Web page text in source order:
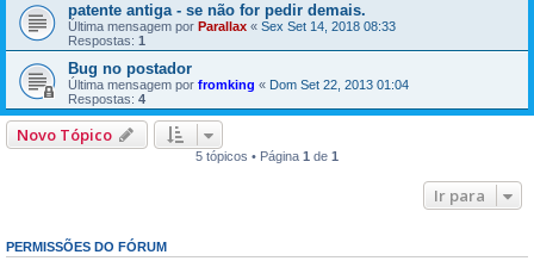
patente antiga - se não for pedir demais.
Última mensagem por Parallax « Sex Set 14, 2018 08:33
Respostas: 1
Bug no postador
Última mensagem por fromking « Dom Set 22, 2013 01:04
Respostas: 4
Novo Tópico
5 tópicos • Página 1 de 1
Ir para
PERMISSÕES DO FÓRUM